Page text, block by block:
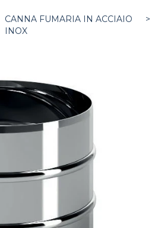
CANNA FUMARIA IN ACCIAIO
INOX
>